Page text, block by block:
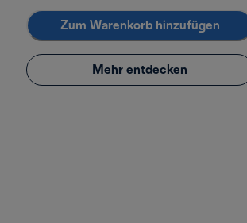
Zum Warenkorb hinzufügen
Mehr entdecken